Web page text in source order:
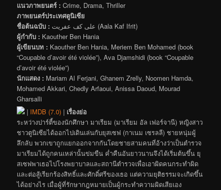
แนวภาพยนตร์ : Crime, Drama, Thriller
ภาพยนตร์ประเทศตูนิเซีย
ชื่อต้นฉบับ :
على كف عفريت (Aala Kaf Ifrit)
ผู้กำกับ : Kaouther Ben Hania
ผู้เขียนบท : Kaouther Ben Hania, Meriem Ben Mohamed (book
“Coupable d’avoir été violée”), Ava Djamshidi (book “Coupable
d’avoir été violée”)
นักแสดง : Mariam Al Ferjani, Ghanem Zrelly, Noomen Hamda,
Mohamed Akkari, Chedly Arfaoui, Anissa Daoud, Mourad
Gharsalli
| IMDB (7.0) | เรื่องย่อ
ระหว่างปาร์ตี้ของนักศึกษา มาเรียม (มาเรียม อัล เฟอร์จานี) หญิงสาว
ชาวตูนิเซียได้ออกไปเดินเล่นกับยุสเซฟ (กาเนม เซรลลี) ชายหนุ่มผู้
ลึกลับ พวกเขาถูกแยกออกจากกันโดยชายสามคนที่อ้างว่าเป็นตำรวจ
มาเรียมได้ถูกคนเหล่านั้นข่มขืน ค่ำคืนอันยาวนานจึงได้เริ่มต้นขึ้น ยุ
สเซฟพาเธอไปโรงพยาบาลและสถานีตำรวจเพื่อเอาผิดคนกระทำผิด
และต่อสู้เรียกร้องสิทธิ์และศักดิ์ศรีของเธอ แต่ความยุติธรรมจะเกิดขึ้น
ได้อย่างไร เมื่อผู้ที่รักษากฎหมายเป็นผู้กระทำความผิดเสียเอง